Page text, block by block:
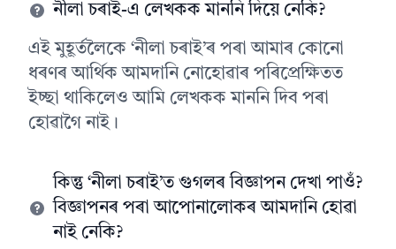
নীলা চৰাই-এ লেখকক মাননি দিয়ে নেকি?
এই মুহূৰ্তলৈকে ‘নীলা চৰাই’ৰ পৰা আমাৰ কোনো
ধৰণৰ আৰ্থিক আমদানি নোহোৱাৰ পৰিপ্ৰেক্ষিতত
ইচ্ছা থাকিলেও আমি লেখকক মাননি দিব পৰা
হোৱাগৈ নাই।
কিন্তু ‘নীলা চৰাই’ত গুগলৰ বিজ্ঞাপন দেখা পাওঁ?
বিজ্ঞাপনৰ পৰা আপোনালোকৰ আমদানি হোৱা
নাই নেকি?